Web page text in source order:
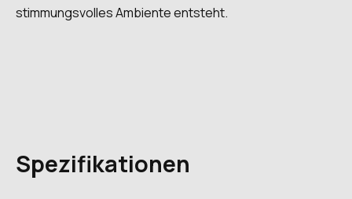
Spezifikationen
stimmungsvolles Ambiente entsteht.